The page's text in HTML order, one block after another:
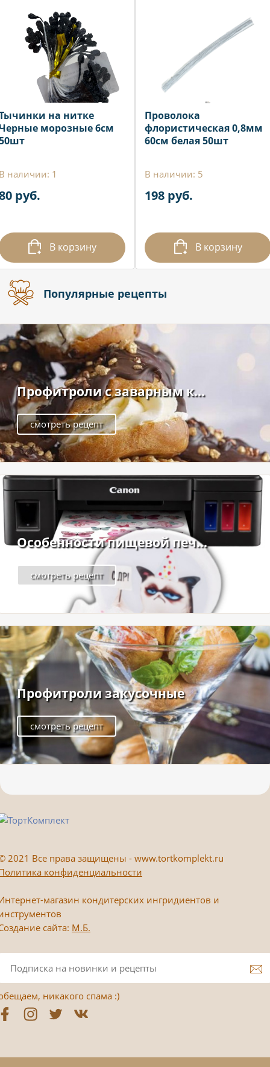
на нитке
морозные 6см
наличии: 1
руб.
В корзину
Проволока
флористическая 0,8мм
60см белая 50шт
В наличии: 5
198 руб.
В корзину
Популярные рецепты
Профитроли с заварным к...
смотреть рецепт
Особенности пищевой печ...
смотреть рецепт
Профитроли закусочные
смотреть рецепт
2021 Все права защищены - www.tortkomplekt.ru
конфиденциальности
магазин кондитерских ингридиентов и
сайта: М.Б.
никакого спама :)